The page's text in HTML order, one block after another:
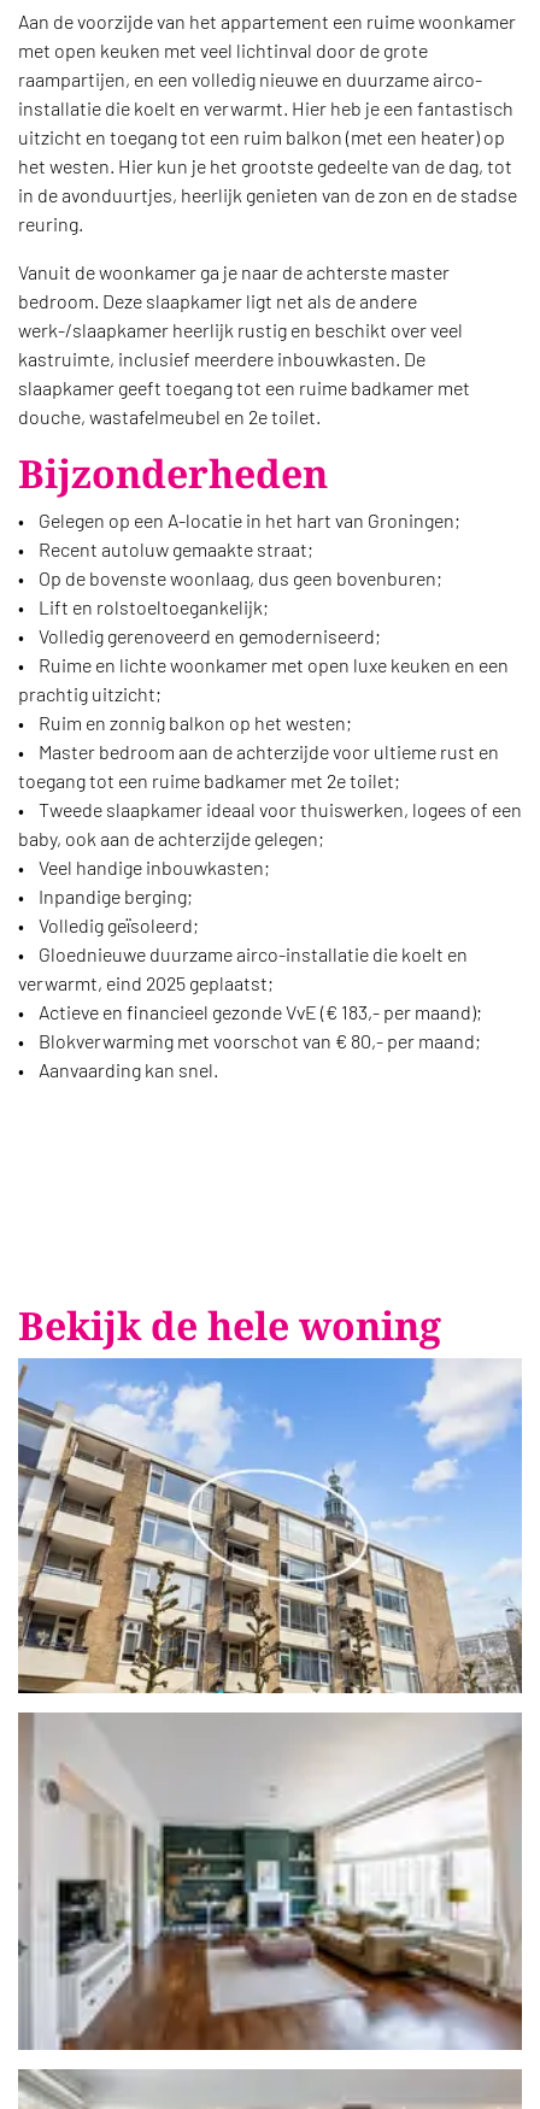
Aan de voorzijde van het appartement een ruime woonkamer
met open keuken met veel lichtinval door de grote
raampartijen, en een volledig nieuwe en duurzame airco-
installatie die koelt en verwarmt. Hier heb je een fantastisch
uitzicht en toegang tot een ruim balkon (met een heater) op
het westen. Hier kun je het grootste gedeelte van de dag, tot
in de avonduurtjes, heerlijk genieten van de zon en de stadse
reuring.
Vanuit de woonkamer ga je naar de achterste master
bedroom. Deze slaapkamer ligt net als de andere
werk-/slaapkamer heerlijk rustig en beschikt over veel
kastruimte, inclusief meerdere inbouwkasten. De
slaapkamer geeft toegang tot een ruime badkamer met
douche, wastafelmeubel en 2e toilet.
Bijzonderheden
• Gelegen op een A-locatie in het hart van Groningen;
• Recent autoluw gemaakte straat;
• Op de bovenste woonlaag, dus geen bovenburen;
• Lift en rolstoeltoegankelijk;
• Volledig gerenoveerd en gemoderniseerd;
• Ruime en lichte woonkamer met open luxe keuken en een
prachtig uitzicht;
• Ruim en zonnig balkon op het westen;
• Master bedroom aan de achterzijde voor ultieme rust en
toegang tot een ruime badkamer met 2e toilet;
• Tweede slaapkamer ideaal voor thuiswerken, logees of een
baby, ook aan de achterzijde gelegen;
• Veel handige inbouwkasten;
• Inpandige berging;
• Volledig geïsoleerd;
• Gloednieuwe duurzame airco-installatie die koelt en
verwarmt, eind 2025 geplaatst;
• Actieve en financieel gezonde VvE (€ 183,- per maand);
• Blokverwarming met voorschot van € 80,- per maand;
• Aanvaarding kan snel.
Bekijk de hele woning
album
overslaan